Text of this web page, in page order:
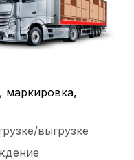
маркировка,
выгрузке